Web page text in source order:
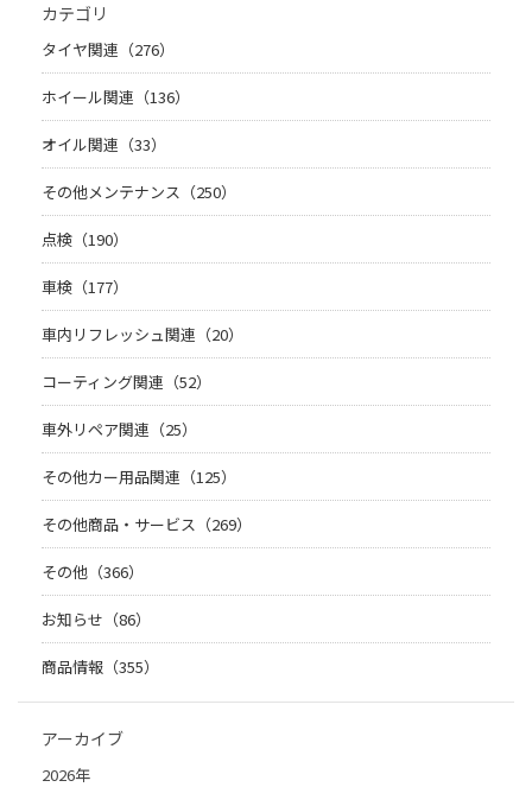
カテゴリ
タイヤ関連（276）
ホイール関連（136）
オイル関連（33）
その他メンテナンス（250）
点検（190）
車検（177）
車内リフレッシュ関連（20）
コーティング関連（52）
車外リペア関連（25）
その他カー用品関連（125）
その他商品・サービス（269）
その他（366）
お知らせ（86）
商品情報（355）
アーカイブ
2026年